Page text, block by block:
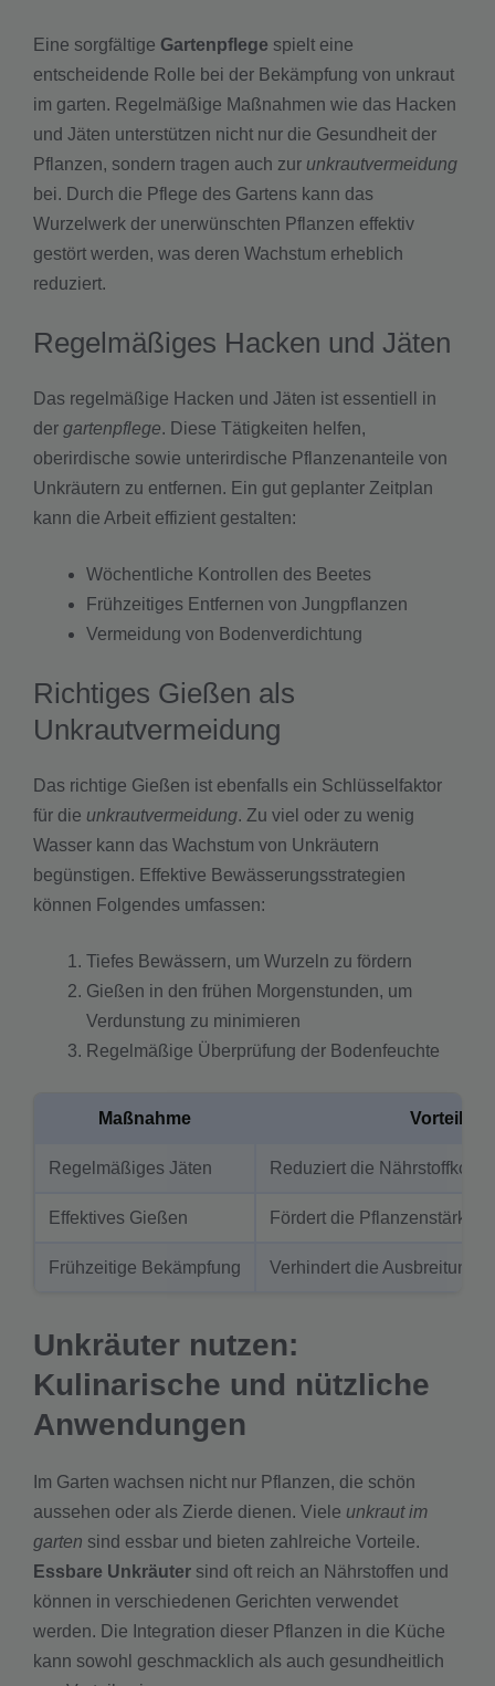
Eine sorgfältige Gartenpflege spielt eine
entscheidende Rolle bei der Bekämpfung von unkraut
im garten. Regelmäßige Maßnahmen wie das Hacken
und Jäten unterstützen nicht nur die Gesundheit der
Pflanzen, sondern tragen auch zur unkrautvermeidung
bei. Durch die Pflege des Gartens kann das
Wurzelwerk der unerwünschten Pflanzen effektiv
gestört werden, was deren Wachstum erheblich
reduziert.
Regelmäßiges Hacken und Jäten
Das regelmäßige Hacken und Jäten ist essentiell in
der gartenpflege. Diese Tätigkeiten helfen,
oberirdische sowie unterirdische Pflanzenanteile von
Unkräutern zu entfernen. Ein gut geplanter Zeitplan
kann die Arbeit effizient gestalten:
Wöchentliche Kontrollen des Beetes
Frühzeitiges Entfernen von Jungpflanzen
Vermeidung von Bodenverdichtung
Richtiges Gießen als
Unkrautvermeidung
Das richtige Gießen ist ebenfalls ein Schlüsselfaktor
für die unkrautvermeidung. Zu viel oder zu wenig
Wasser kann das Wachstum von Unkräutern
begünstigen. Effektive Bewässerungsstrategien
können Folgendes umfassen:
Tiefes Bewässern, um Wurzeln zu fördern
Gießen in den frühen Morgenstunden, um
Verdunstung zu minimieren
Regelmäßige Überprüfung der Bodenfeuchte
Maßnahme Vorteil
Regelmäßiges Jäten Reduziert die
Effektives Gießen Fördert die Pflanzenstärke
Frühzeitige Bekämpfung Verhindert die Ausbreitung
Unkräuter nutzen:
Kulinarische und nützliche
Anwendungen
Im Garten wachsen nicht nur Pflanzen, die schön
aussehen oder als Zierde dienen. Viele unkraut im
garten sind essbar und bieten zahlreiche Vorteile.
Essbare Unkräuter sind oft reich an Nährstoffen und
können in verschiedenen Gerichten verwendet
werden. Die Integration dieser Pflanzen in die Küche
kann sowohl geschmacklich als auch gesundheitlich